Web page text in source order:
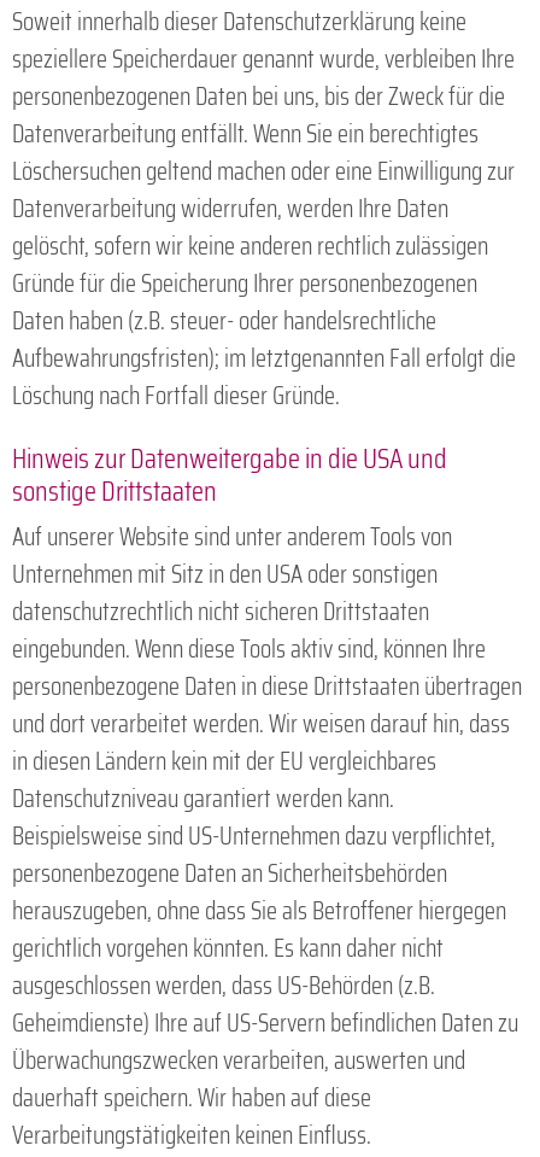
Soweit innerhalb dieser Datenschutzerklärung keine
speziellere Speicherdauer genannt wurde, verbleiben Ihre
personenbezogenen Daten bei uns, bis der Zweck für die
Datenverarbeitung entfällt. Wenn Sie ein berechtigtes
Löschersuchen geltend machen oder eine Einwilligung zur
Datenverarbeitung widerrufen, werden Ihre Daten
gelöscht, sofern wir keine anderen rechtlich zulässigen
Gründe für die Speicherung Ihrer personenbezogenen
Daten haben (z.B. steuer- oder handelsrechtliche
Aufbewahrungsfristen); im letztgenannten Fall erfolgt die
Löschung nach Fortfall dieser Gründe.
Hinweis zur Datenweitergabe in die USA und
sonstige Drittstaaten
Auf unserer Website sind unter anderem Tools von
Unternehmen mit Sitz in den USA oder sonstigen
datenschutzrechtlich nicht sicheren Drittstaaten
eingebunden. Wenn diese Tools aktiv sind, können Ihre
personenbezogene Daten in diese Drittstaaten übertragen
und dort verarbeitet werden. Wir weisen darauf hin, dass
in diesen Ländern kein mit der EU vergleichbares
Datenschutzniveau garantiert werden kann.
Beispielsweise sind US-Unternehmen dazu verpflichtet,
personenbezogene Daten an Sicherheitsbehörden
herauszugeben, ohne dass Sie als Betroffener hiergegen
gerichtlich vorgehen könnten. Es kann daher nicht
ausgeschlossen werden, dass US-Behörden (z.B.
Geheimdienste) Ihre auf US-Servern befindlichen Daten zu
Überwachungszwecken verarbeiten, auswerten und
dauerhaft speichern. Wir haben auf diese
Verarbeitungstätigkeiten keinen Einfluss.